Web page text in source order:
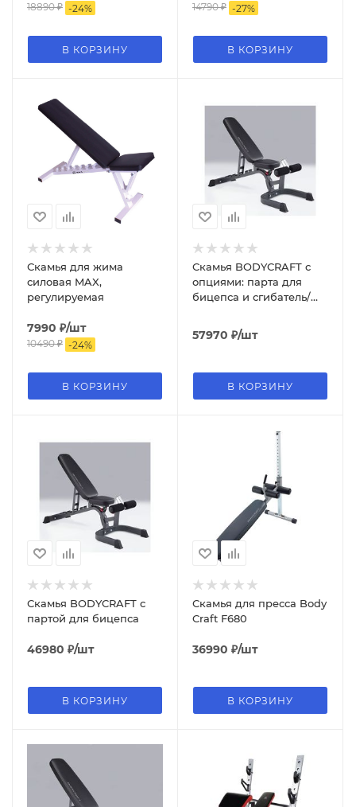
18890₽ -24%
В КОРЗИНУ
14790₽ -27%
В КОРЗИНУ
Скамья для жима
силовая MAX,
регулируемая
7990 ₽/шт
10490₽ -24%
В КОРЗИНУ
Скамья BODYCRAFT с
опциями: парта для
бицепса и сгибатель/
57970 ₽/шт
В КОРЗИНУ
Скамья BODYCRAFT с
партой для бицепса
46980 ₽/шт
В КОРЗИНУ
Скамья для пресса Body
Craft F680
36990 ₽/шт
В КОРЗИНУ